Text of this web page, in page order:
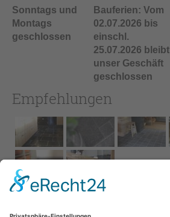
Sonntags und
Montags
geschlossen
Bauferien: Vom
02.07.2026 bis
einschl.
25.07.2026 bleibt
unser Geschäft
geschlossen
Empfehlungen